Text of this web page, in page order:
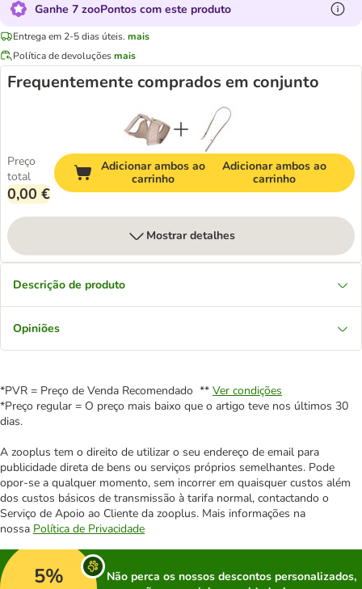
Ganhe 7 zooPontos com este produto
Entrega em 2-5 dias úteis. mais
Política de devoluçõesmais
Frequentemente comprados em conjunto
Preço
total
0,00 €
Adicionar ambos ao
carrinho
Adicionar ambos ao
carrinho
Mostrar detalhes
Descrição de produto
Opiniões
*PVR = Preço de Venda Recomendado ** Ver condições
*Preço regular = O preço mais baixo que o artigo teve nos últimos 30
dias.
A zooplus tem o direito de utilizar o seu endereço de email para
publicidade direta de bens ou serviços próprios semelhantes. Pode
opor-se a qualquer momento, sem incorrer em quaisquer custos além
dos custos básicos de transmissão à tarifa normal, contactando o
Serviço de Apoio ao Cliente da zooplus. Mais informações na
nossa Política de Privacidade
5%
Não perca os nossos descontos personalizados,